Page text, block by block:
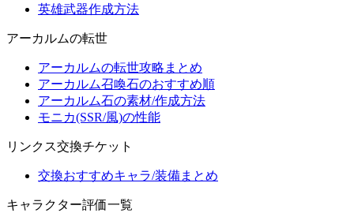
英雄武器作成方法
アーカルムの転世
アーカルムの転世攻略まとめ
アーカルム召喚石のおすすめ順
アーカルム石の素材/作成方法
モニカ(SSR/風)の性能
リンクス交換チケット
交換おすすめキャラ/装備まとめ
キャラクター評価一覧